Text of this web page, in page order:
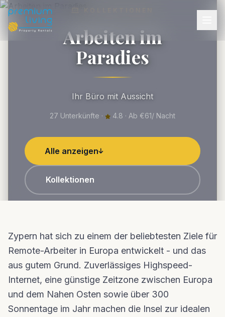
Arbeiten im
Paradies
Ihr Büro mit Aussicht
27 Unterkünfte · 4.8 · Ab €61/ Nacht
Alle anzeigen
Kollektionen
Zypern hat sich zu einem der beliebtesten Ziele für
Remote-Arbeiter in Europa entwickelt - und das
aus gutem Grund. Zuverlässiges Highspeed-
Internet, eine günstige Zeitzone zwischen Europa
und dem Nahen Osten sowie über 300
Sonnentage im Jahr machen die Insel zur idealen